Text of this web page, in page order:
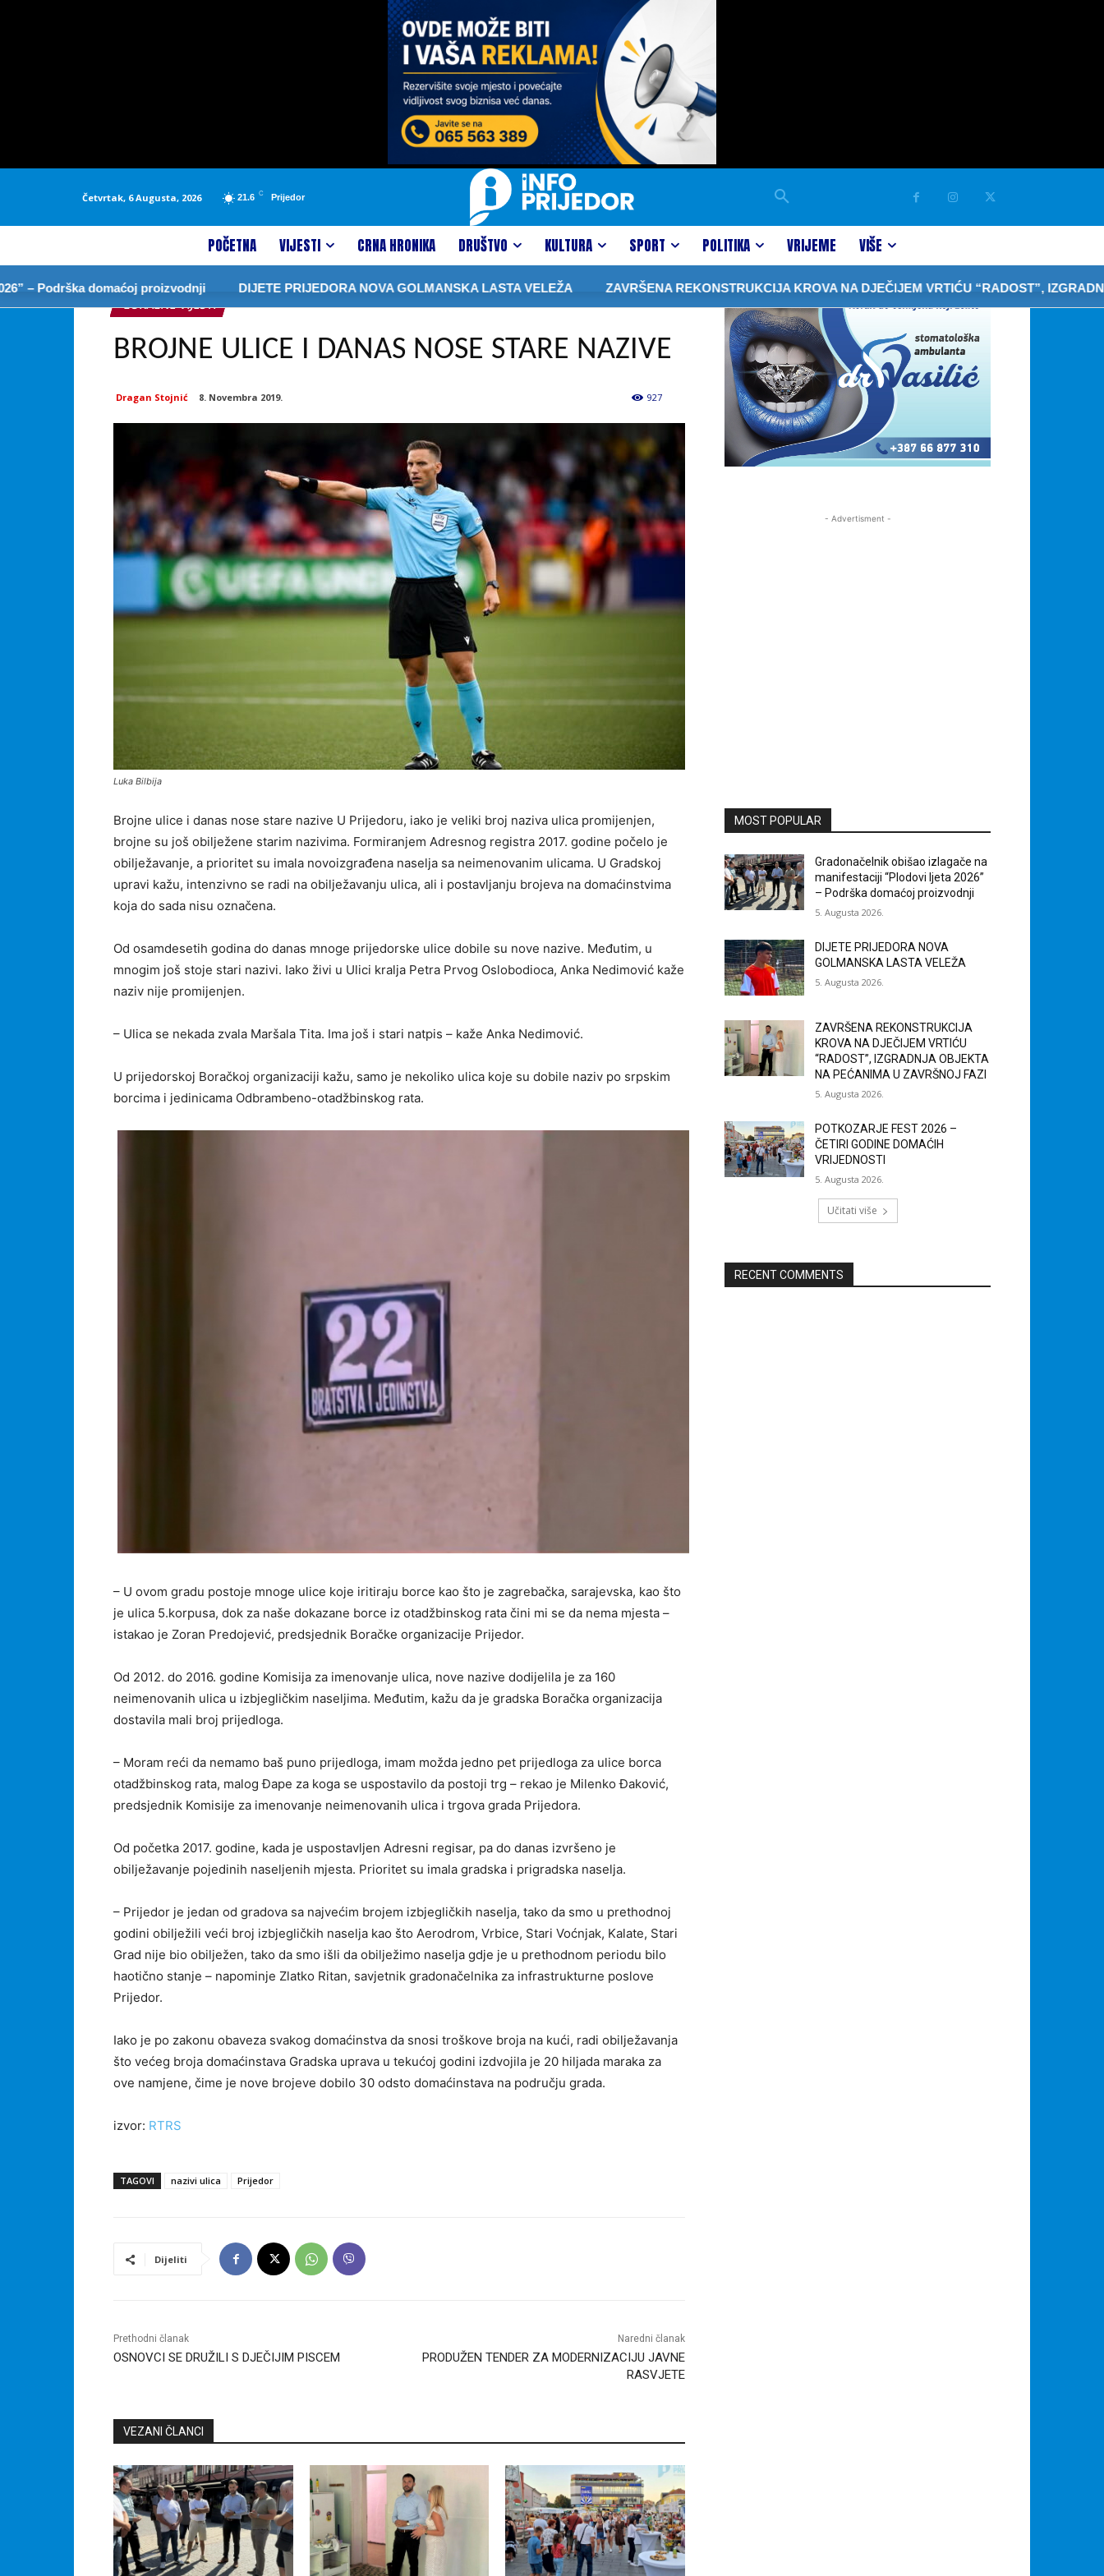
Četvrtak, 6 Augusta, 2026 21.6 C Prijedor
POČETNA VIJESTI CRNA HRONIKA DRUŠTVO KULTURA SPORT POLITIKA VRIJEME VIŠE
domaćoj proizvodnji DIJETE PRIJEDORA NOVA GOLMANSKA LASTA VELEŽA ZAVRŠENA REKONSTRUKCIJA KROVA NA DJEČIJEM VRTIĆU “RADOST”, IZGRADNJA
LOKALNE VIJESTI
BROJNE ULICE I DANAS NOSE STARE NAZIVE
Dragan Stojnić 8. Novembra 2019. 927
Luka Bilbija
Brojne ulice i danas nose stare nazive U Prijedoru, iako je veliki broj naziva ulica promijenjen,
brojne su još obilježene starim nazivima. Formiranjem Adresnog registra 2017. godine počelo je
obilježavanje, a prioritet su imala novoizgrađena naselja sa neimenovanim ulicama. U Gradskoj
upravi kažu, intenzivno se radi na obilježavanju ulica, ali i postavljanju brojeva na domaćinstvima
koja do sada nisu označena.
Od osamdesetih godina do danas mnoge prijedorske ulice dobile su nove nazive. Međutim, u
mnogim još stoje stari nazivi. Iako živi u Ulici kralja Petra Prvog Oslobodioca, Anka Nedimović kaže
naziv nije promijenjen.
– Ulica se nekada zvala Maršala Tita. Ima još i stari natpis – kaže Anka Nedimović.
U prijedorskoj Boračkoj organizaciji kažu, samo je nekoliko ulica koje su dobile naziv po srpskim
borcima i jedinicama Odbrambeno-otadžbinskog rata.
– U ovom gradu postoje mnoge ulice koje iritiraju borce kao što je zagrebačka, sarajevska, kao što
je ulica 5.korpusa, dok za naše dokazane borce iz otadžbinskog rata čini mi se da nema mjesta –
istakao je Zoran Predojević, predsjednik Boračke organizacije Prijedor.
Od 2012. do 2016. godine Komisija za imenovanje ulica, nove nazive dodijelila je za 160
neimenovanih ulica u izbjegličkim naseljima. Međutim, kažu da je gradska Boračka organizacija
dostavila mali broj prijedloga.
– Moram reći da nemamo baš puno prijedloga, imam možda jedno pet prijedloga za ulice borca
otadžbinskog rata, malog Đape za koga se uspostavilo da postoji trg – rekao je Milenko Đaković,
predsjednik Komisije za imenovanje neimenovanih ulica i trgova grada Prijedora.
Od početka 2017. godine, kada je uspostavljen Adresni regisar, pa do danas izvršeno je
obilježavanje pojedinih naseljenih mjesta. Prioritet su imala gradska i prigradska naselja.
– Prijedor je jedan od gradova sa najvećim brojem izbjegličkih naselja, tako da smo u prethodnoj
godini obilježili veći broj izbjegličkih naselja kao što Aerodrom, Vrbice, Stari Voćnjak, Kalate, Stari
Grad nije bio obilježen, tako da smo išli da obilježimo naselja gdje je u prethodnom periodu bilo
haotično stanje – napominje Zlatko Ritan, savjetnik gradonačelnika za infrastrukturne poslove
Prijedor.
Iako je po zakonu obaveza svakog domaćinstva da snosi troškove broja na kući, radi obilježavanja
što većeg broja domaćinstava Gradska uprava u tekućoj godini izdvojila je 20 hiljada maraka za
ove namjene, čime je nove brojeve dobilo 30 odsto domaćinstava na području grada.
izvor: RTRS
TAGOVI nazivi ulica Prijedor
Dijeliti
Prethodni članak
OSNOVCI SE DRUŽILI S DJEČIJIM PISCEM
Naredni članak
PRODUŽEN TENDER ZA MODERNIZACIJU JAVNE
RASVJETE
VEZANI ČLANCI
- Advertisment -
MOST POPULAR
Gradonačelnik obišao izlagače na
manifestaciji “Plodovi ljeta 2026”
– Podrška domaćoj proizvodnji
5. Augusta 2026.
DIJETE PRIJEDORA NOVA
GOLMANSKA LASTA VELEŽA
5. Augusta 2026.
ZAVRŠENA REKONSTRUKCIJA
KROVA NA DJEČIJEM VRTIĆU
“RADOST”, IZGRADNJA OBJEKTA
NA PEĆANIMA U ZAVRŠNOJ FAZI
5. Augusta 2026.
POTKOZARJE FEST 2026 –
ČETIRI GODINE DOMAĆIH
VRIJEDNOSTI
5. Augusta 2026.
Učitati više
RECENT COMMENTS